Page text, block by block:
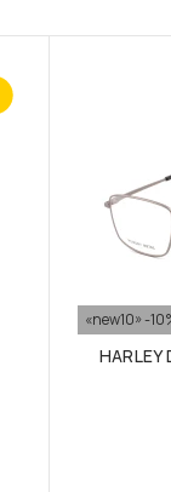
«new10» -
HARLEY